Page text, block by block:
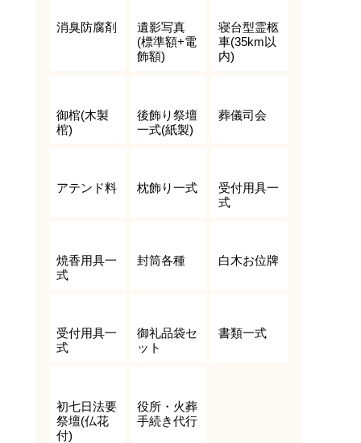
消臭防腐剤
遺影写真
(標準額+電
飾額)
寝台型霊柩
車(35km以
内)
御棺(木製
棺)
後飾り祭壇
一式(紙製)
葬儀司会
アテンド料 枕飾り一式
受付用具一
式
焼香用具一
式
封筒各種 白木お位牌
受付用具一
式
御礼品袋セ
ット
書類一式
初七日法要
祭壇(仏花
付)
役所・火葬
手続き代行